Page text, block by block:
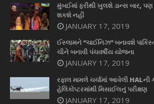
મુંબઈમાં ફરીથી ખુલશે ડાન્સ બાર, પણ
શકશે નહીં
JANUARY 17, 2019
ઈસ્લામને “ચાઈનિઝ” બનાવશે
ચીને બનાવી પંચવર્ષીય યોજના
JANUARY 17, 2019
રફાલ મામલે ચર્ચામાં આવેલી HALની
હેલિકોપ્ટરમાંથી મિસાઈલનું પરીક્ષણ
JANUARY 17, 2019